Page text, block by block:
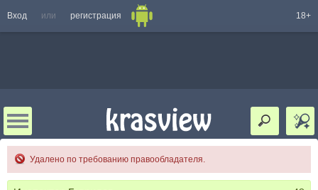
Вход или регистрация 18+
Удалено по требованию правообладателя.